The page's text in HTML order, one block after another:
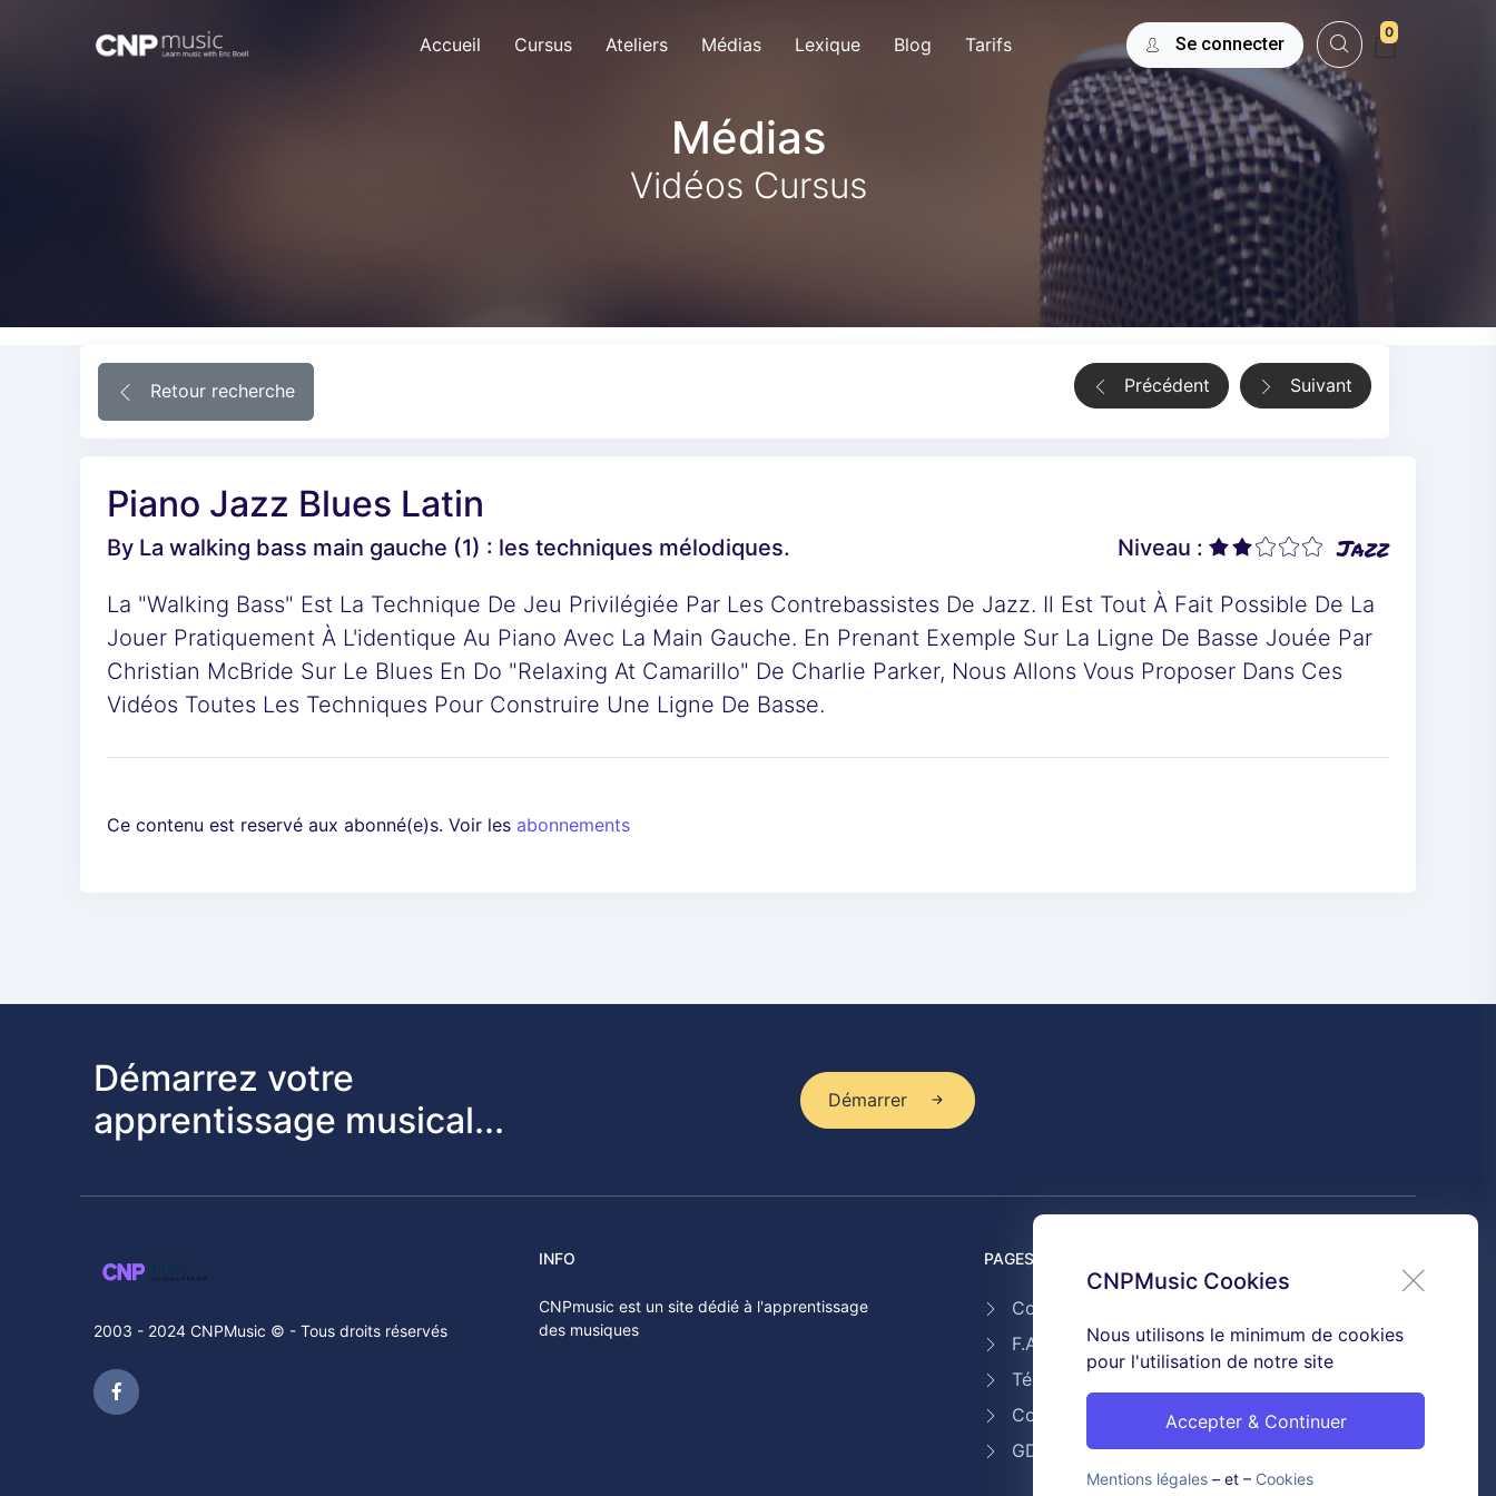
Accueil Cursus Ateliers Médias Lexique Blog Tarifs Se connecter
0
Médias
Vidéos Cursus
Retour recherche Suivant
Précédent
Piano Jazz Blues Latin
By La walking bass main gauche (1) : les techniques mélodiques. Jazz
Niveau :
La "walking Bass" Est La Technique De Jeu Privilégiée Par Les Contrebassistes De Jazz. Il Est Tout À Fait Possible De La
Jouer Pratiquement À L'identique Au Piano Avec La Main Gauche. En Prenant Exemple Sur La Ligne De Basse Jouée Par
Christian McBride Sur Le Blues En Do "Relaxing At Camarillo" De Charlie Parker, Nous Allons Vous Proposer Dans Ces
Vidéos Toutes Les Techniques Pour Construire Une Ligne De Basse.
Ce contenu est reservé aux abonné(e)s. Voir les abonnements
CNPMusic Cookies
Nous utilisons le minimum de cookies
pour l'utilisation de notre site
Accepter & Continuer
Mentions légales – et – Cookies
Démarrez votre
apprentissage musical...
Démarrer
2003 - 2024 CNPMusic © - Tous droits réservés
INFO
CNPmusic est un site dédié à l'apprentissage
des musiques
PAGES UTILES
Contact
F.A.Q
Témoignages
Conditions générales de ventes
GDPR & Cookies